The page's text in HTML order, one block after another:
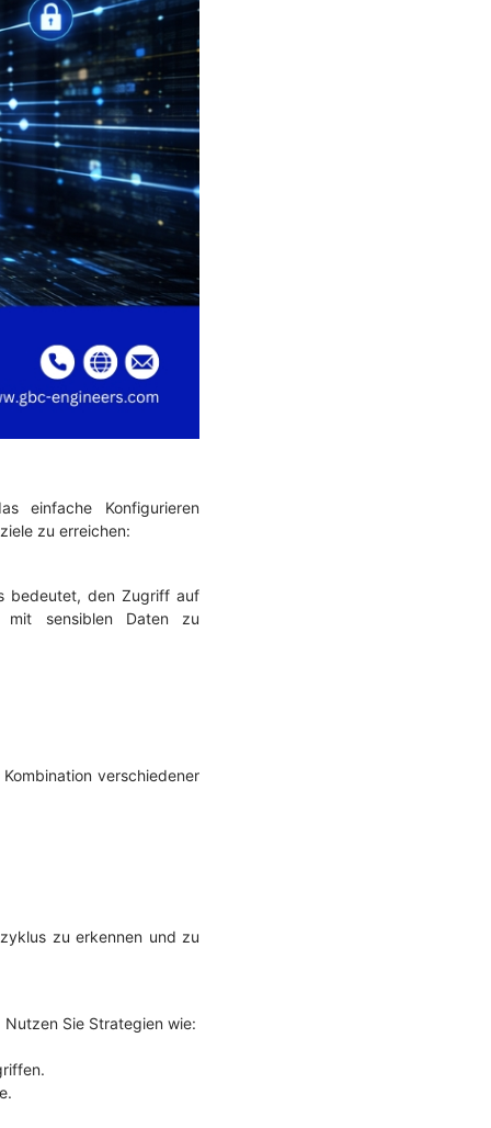
einfache Konfigurieren
zu erreichen:
bedeutet, den Zugriff auf
mit sensiblen Daten zu
verschiedener
zu erkennen und zu
Sie Strategien wie: